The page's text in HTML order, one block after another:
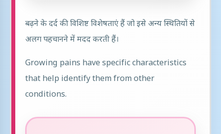
बढ़ने के दर्द की विशिष्ट विशेषताएं हैं जो इसे अन्य स्थितियों से
अलग पहचानने में मदद करती हैं।
Growing pains have specific characteristics
that help identify them from other
conditions.